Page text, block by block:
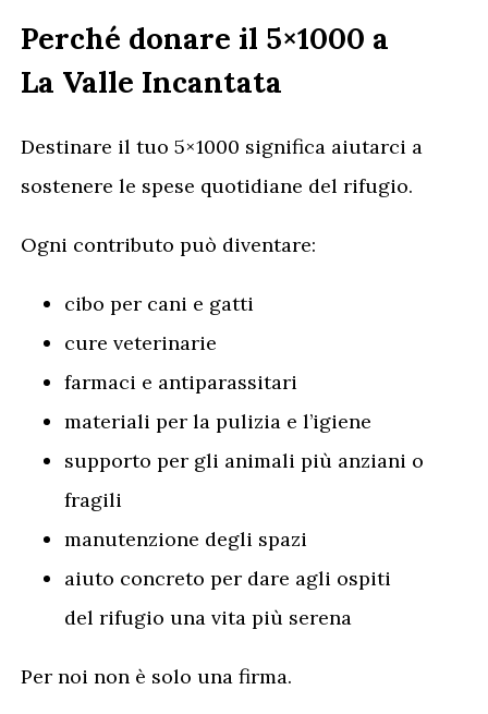
Perché donare il 5×1000 a
La Valle Incantata
Destinare il tuo 5×1000 significa aiutarci a
sostenere le spese quotidiane del rifugio.
Ogni contributo può diventare:
cibo per cani e gatti
cure veterinarie
farmaci e antiparassitari
materiali per la pulizia e l’igiene
supporto per gli animali più anziani o
fragili
manutenzione degli spazi
aiuto concreto per dare agli ospiti
del rifugio una vita più serena
Per noi non è solo una firma.